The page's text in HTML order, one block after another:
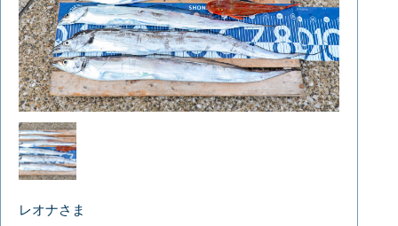
レオナさま